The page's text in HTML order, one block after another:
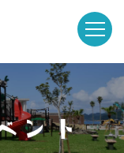
toggle